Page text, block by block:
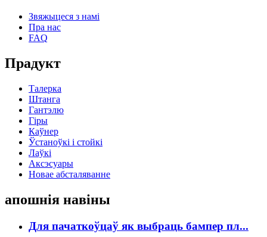
Звяжыцеся з намі
Пра нас
FAQ
Прадукт
Талерка
Штанга
Гантэлю
Гіры
Каўнер
Ўстаноўкі і стойкі
Лаўкі
Аксэсуары
Новае абсталяванне
апошнія навіны
Для пачаткоўцаў як выбраць бампер пл...